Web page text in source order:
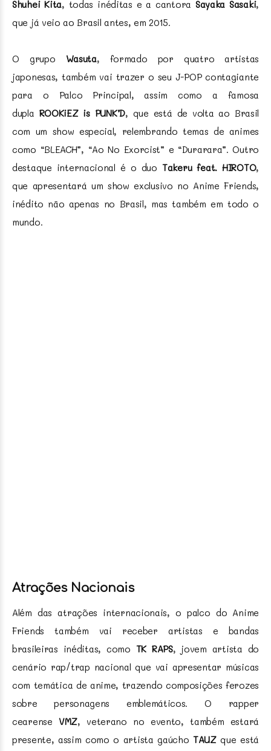
Shuhei Kita, todas inéditas e a cantora Sayaka Sasaki,
que já veio ao Brasil antes, em 2015.
O grupo Wasuta, formado por quatro artistas
japonesas, também vai trazer o seu J-POP contagiante
para o Palco Principal, assim como a famosa
dupla ROOKiEZ is PUNK’D, que está de volta ao Brasil
com um show especial, relembrando temas de animes
como “BLEACH”, “Ao No Exorcist” e “Durarara”. Outro
destaque internacional é o duoTakeru feat. HIROTO,
que apresentará um show exclusivo no Anime Friends,
inédito não apenas no Brasil, mas também em todo o
mundo.
Atrações Nacionais
Além das atrações internacionais, o palco do Anime
Friends também vai receber artistas e bandas
brasileiras inéditas, como TK RAPS, jovem artista do
cenário rap/trap nacional que vai apresentar músicas
com temática de anime, trazendo composições ferozes
sobre personagens emblemáticos. O rapper
cearense VMZ, veterano no evento, também estará
presente, assim como o artista gaúchoTAUZque está